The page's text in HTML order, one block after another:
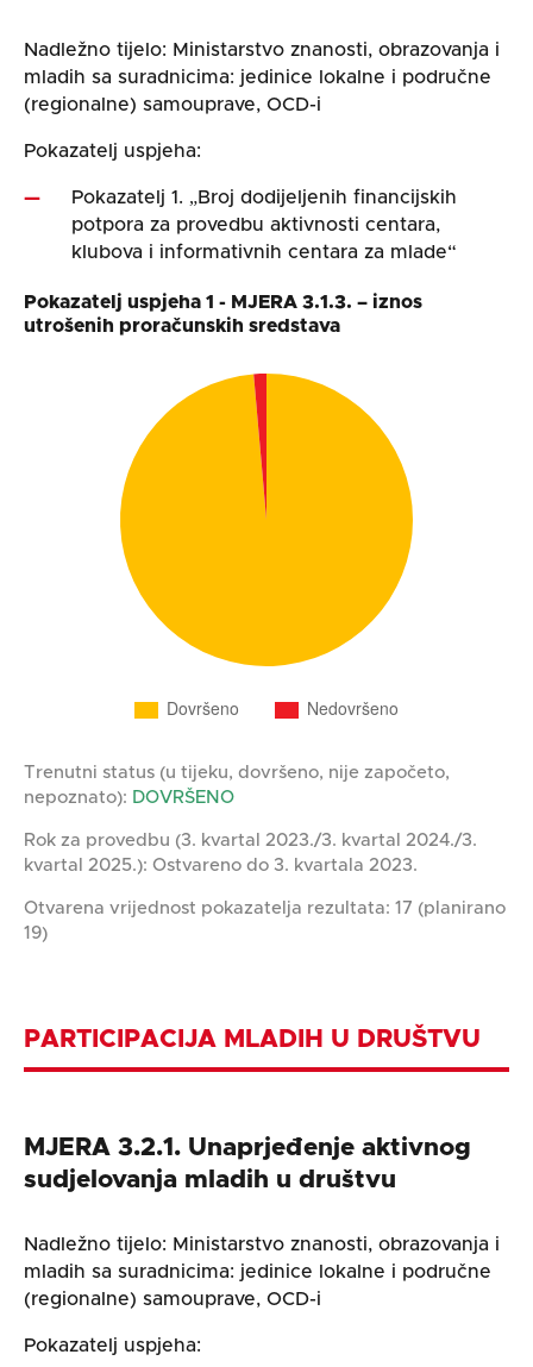
Nadležno tijelo: Ministarstvo znanosti, obrazovanja i
mladih sa suradnicima: jedinice lokalne i područne
(regionalne) samouprave, OCD-i
Pokazatelj uspjeha:
Pokazatelj 1. „Broj dodijeljenih financijskih
potpora za provedbu aktivnosti centara,
klubova i informativnih centara za mlade“
Pokazatelj uspjeha 1 - MJERA 3.1.3. – iznos
utrošenih proračunskih sredstava
Trenutni status (u tijeku, dovršeno, nije započeto,
nepoznato): DOVRŠENO
Rok za provedbu (3. kvartal 2023./3. kvartal 2024./3.
kvartal 2025.): Ostvareno do 3. kvartala 2023.
Otvarena vrijednost pokazatelja rezultata: 17 (planirano
19)
PARTICIPACIJA MLADIH U DRUŠTVU
MJERA 3.2.1. Unaprjeđenje aktivnog
sudjelovanja mladih u društvu
Nadležno tijelo: Ministarstvo znanosti, obrazovanja i
mladih sa suradnicima: jedinice lokalne i područne
(regionalne) samouprave, OCD-i
Pokazatelj uspjeha: